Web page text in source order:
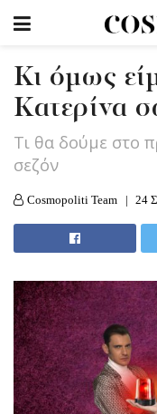
Κι όμως
Κατερίνα
Τι θα δούμε στο
σεζόν
Cosmopoliti Team 24